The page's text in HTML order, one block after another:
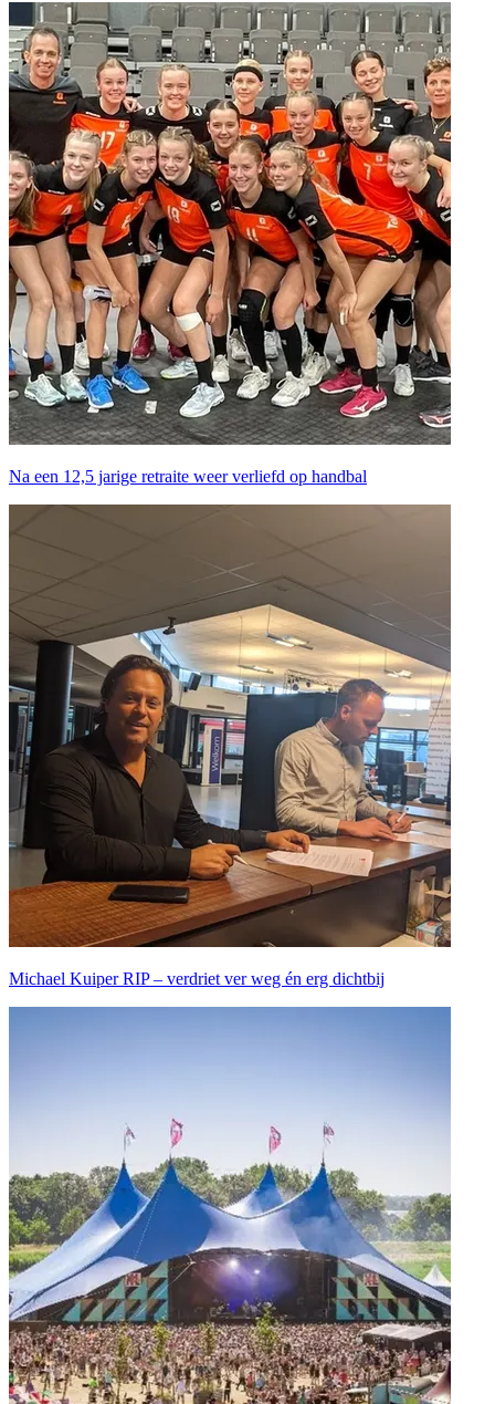
Na een 12,5 jarige retraite weer verliefd op handbal
Michael Kuiper RIP – verdriet ver weg én erg dichtbij